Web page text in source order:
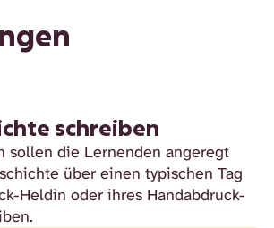
schreiben
sollen die Lernenden angeregt
über einen typischen Tag
Heldin oder ihres Handabdruck-